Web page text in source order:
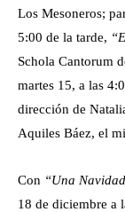
Los Mesoneros;
5:00 de la tarde,
Schola Cantorum
martes 15, a las
dirección de
Aquiles Báez, el
Con “Una
18 de diciembre a